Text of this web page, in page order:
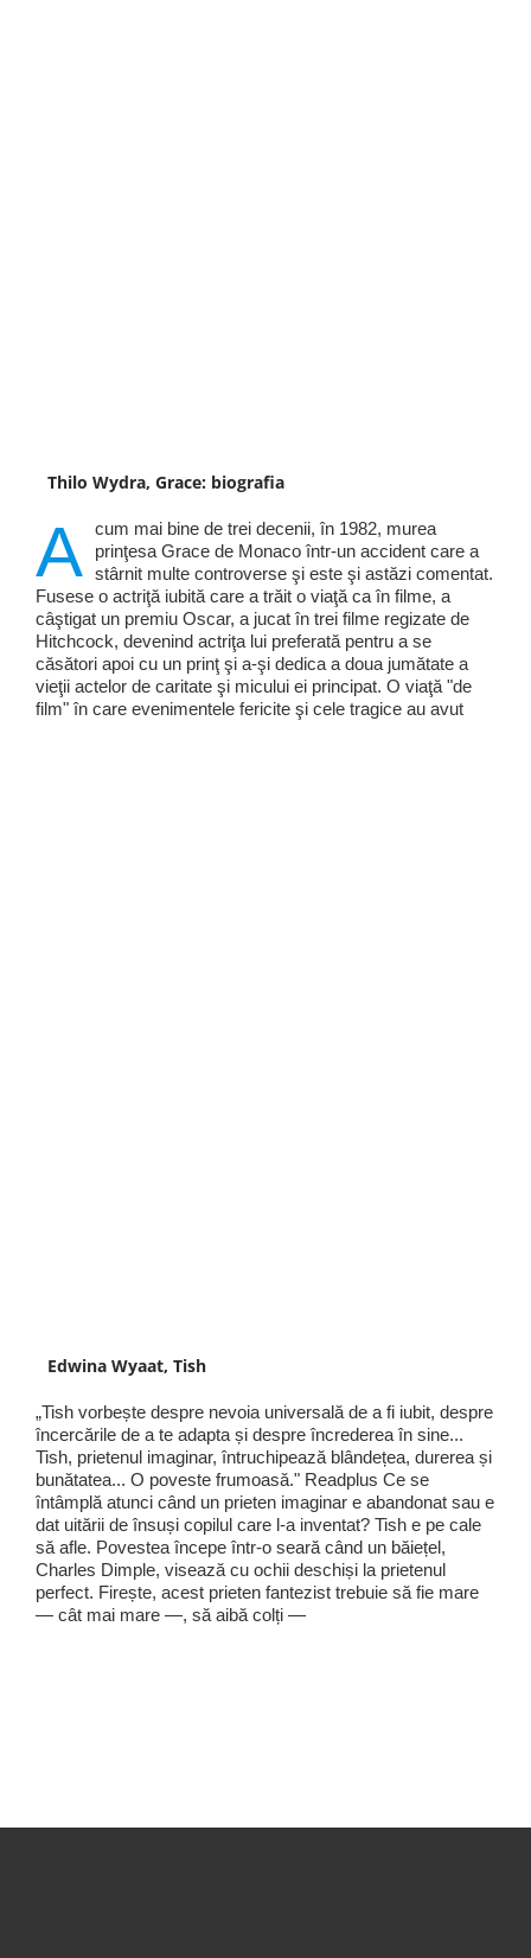
Thilo Wydra, Grace: biografia
A cum mai bine de trei decenii, în 1982, murea
prinţesa Grace de Monaco într-un accident care a
stârnit multe controverse şi este şi astăzi comentat.
Fusese o actriţă iubită care a trăit o viaţă ca în filme, a
câştigat un premiu Oscar, a jucat în trei filme regizate de
Hitchcock, devenind actriţa lui preferată pentru a se
căsători apoi cu un prinţ şi a-şi dedica a doua jumătate a
vieţii actelor de caritate şi micului ei principat. O viaţă "de
film" în care evenimentele fericite şi cele tragice au avut
Edwina Wyaat, Tish
„Tish vorbește despre nevoia universală de a fi iubit, despre
încercările de a te adapta și despre încrederea în sine...
Tish, prietenul imaginar, întruchipează blândețea, durerea și
bunătatea... O poveste frumoasă." Readplus Ce se
întâmplă atunci când un prieten imaginar e abandonat sau e
dat uitării de însuși copilul care l-a inventat? Tish e pe cale
să afle. Povestea începe într-o seară când un băiețel,
Charles Dimple, visează cu ochii deschiși la prietenul
perfect. Firește, acest prieten fantezist trebuie să fie mare
— cât mai mare —, să aibă colți —